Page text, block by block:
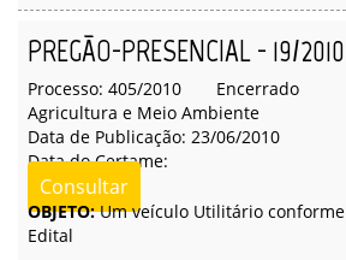
PREGÃO-PRESENCIAL - 19/2010
Processo: 405/2010
Encerrado
Agricultura e Meio Ambiente
Data de Publicação: 23/06/2010
Data do Certame:
Consultar
OBJETO:Um veículo Utilitário conforme
Edital